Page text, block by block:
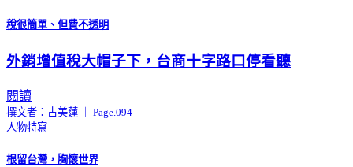
稅很簡單、但費不透明
外銷增值稅大帽子下，台商十字路口停看聽
閱讀
撰文者：古美蓮 ｜ Page.094
人物特寫
根留台灣，胸懷世界